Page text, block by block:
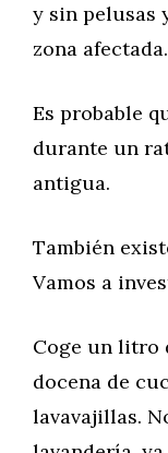
y sin pelusas
zona afectada.
Es probable
durante un
antigua.
También
Vamos a
Coge un litro
docena de
lavavajillas.